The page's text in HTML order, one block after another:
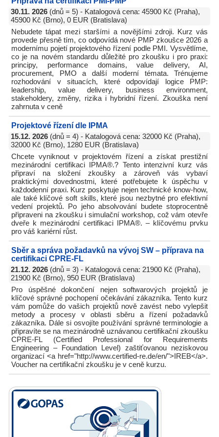
30.11. 2026 (dnů = 5) - Katalogová cena: 45900 Kč (Praha),
45900 Kč (Brno), 0 EUR (Bratislava)
Nebudete tápat mezi staršími a novějšími zdroji. Kurz vás
provede přesně tím, co odpovídá nové PMP zkoušce 2026 a
modernímu pojetí projektového řízení podle PMI. Vysvětlíme,
co je na novém standardu důležité pro zkoušku i pro praxi:
principy, performance domains, value delivery, AI,
procurement, PMO a další moderní témata. Trénujeme
rozhodování v situacích, které odpovídají logice PMP:
leadership, value delivery, business environment,
stakeholdery, změny, rizika i hybridní řízení. Zkouška není
zahrnuta v ceně
Projektové řízení dle IPMA
15.12. 2026 (dnů = 4) - Katalogová cena: 32000 Kč (Praha),
32000 Kč (Brno), 1280 EUR (Bratislava)
Chcete vyniknout v projektovém řízení a získat prestižní
mezinárodní certifikaci IPMA®.? Tento intenzivní kurz vás
připraví na složení zkoušky a zároveň vás vybaví
praktickými dovednostmi, které potřebujete k úspěchu v
každodenní praxi. Kurz poskytuje nejen technické know-how,
ale také klíčové soft skills, které jsou nezbytné pro efektivní
vedení projektů. Po jeho absolvování budete stoprocentně
připraveni na zkoušku i simulační workshop, což vám otevře
dveře k mezinárodní certifikaci IPMA®. – klíčovému prvku
pro váš kariérní růst.
Sběr a správa požadavků na vývoj SW – příprava na
certifikaci CPRE-FL
21.12. 2026 (dnů = 3) - Katalogová cena: 21900 Kč (Praha),
21900 Kč (Brno), 950 EUR (Bratislava)
Pro úspěšné dokončení nejen softwarových projektů je
klíčové správné pochopení očekávání zákazníka. Tento kurz
vám pomůže do vašich projektů nově zavést nebo vylepšit
metody a procesy v oblasti sběru a řízení požadavků
zákazníka. Dále si osvojíte používání správné terminologie a
připravíte se na mezinárodně uznávanou certifikační zkoušku
CPRE-FL (Certified Professional for Requirements
Engineering – Foundation Level) zaštiťovanou neziskovou
organizací <a href="http://www.certified-re.de/en/">IREB</a>.
Voucher na certifikační zkoušku je v ceně kurzu.